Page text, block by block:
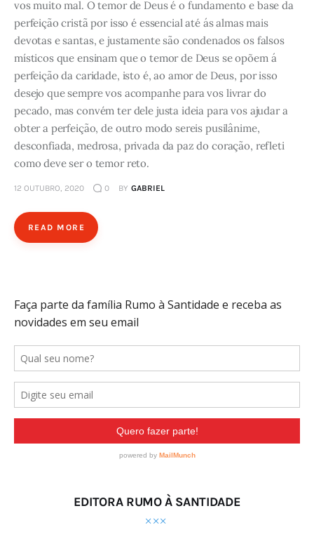
vos muito mal. O temor de Deus é o fundamento e base da
perfeição cristã por isso é essencial até ás almas mais
devotas e santas, e justamente são condenados os falsos
místicos que ensinam que o temor de Deus se opõem á
perfeição da caridade, isto é, ao amor de Deus, por isso
desejo que sempre vos acompanhe para vos livrar do
pecado, mas convém ter dele justa ideia para vos ajudar a
obter a perfeição, de outro modo sereis pusilânime,
desconfiada, medrosa, privada da paz do coração, refleti
como deve ser o temor reto.
12 OUTUBRO, 2020 0 BY GABRIEL
READ MORE
EDITORA RUMO À SANTIDADE